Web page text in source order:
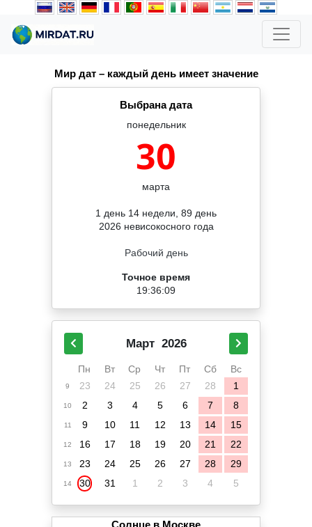
Мир дат – каждый день имеет значение
Выбрана дата
понедельник
30
марта
1 день 14 недели, 89 день
2026 невисокосного года
Рабочий день
Точное время
19:36:10
Март 2026
Пн Вт Ср Чт Пт Сб Вс
9 23 24 25 26 27 28 1
10 2 3 4 5 6 7 8
11 9 10 11 12 13 14 15
12 16 17 18 19 20 21 22
13 23 24 25 26 27 28 29
14 30 31 1 2 3 4 5
Солнце в Москве